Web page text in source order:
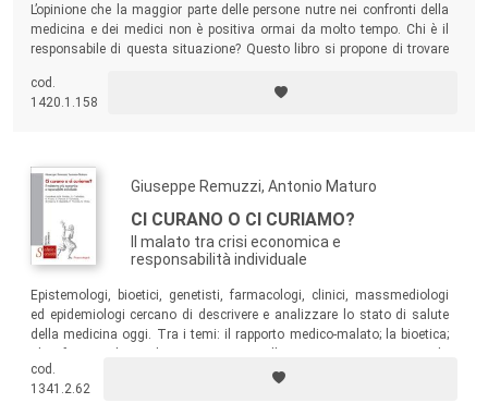
L’opinione che la maggior parte delle persone nutre nei confronti della
medicina e dei medici non è positiva ormai da molto tempo. Chi è il
responsabile di questa situazione? Questo libro si propone di trovare
sociali che caratterizzano la medicina di oggi.
cod.
1420.1.158
Giuseppe Remuzzi, Antonio Maturo
CI CURANO O CI CURIAMO?
Il malato tra crisi economica e
responsabilità individuale
Epistemologi, bioetici, genetisti, farmacologi, clinici, massmediologi
ed epidemiologi cercano di descrivere e analizzare lo stato di salute
della medicina oggi. Tra i temi: il rapporto medico-malato; la bioetica;
prevenzione e promozione della salute; i farmaci e la ricerca; la
comunicazione della salute; la genetica e il futuro.
cod.
1341.2.62